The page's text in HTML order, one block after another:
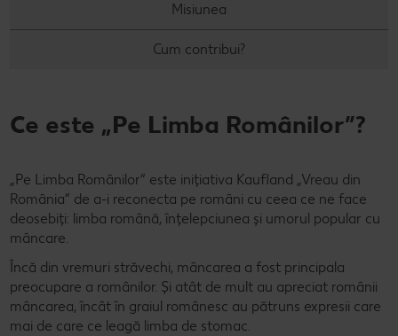
Raw vegan
RE:FRESH
Kaufland Livrează
Fresh
Concursuri online
Revista Kaufland - Acum și pe WhatsApp!
Misiunea
Cum contribui?
Ce este „Pe Limba Românilor”?
„Pe Limba Românilor” este inițiativa Kaufland „Vreau din
România” de a-i reconecta pe români cu ceea ce ne face
deosebiți: limba română, înțelepciunea și umorul popular cu
mâncare.
Încă din vremuri străvechi, mâncarea a fost principala
preocupare a românilor. Și atât de mult au apreciat românii
mâncarea, încât în graiul românesc au pătruns expresii care
mai de care ce leagă limba de stomac.